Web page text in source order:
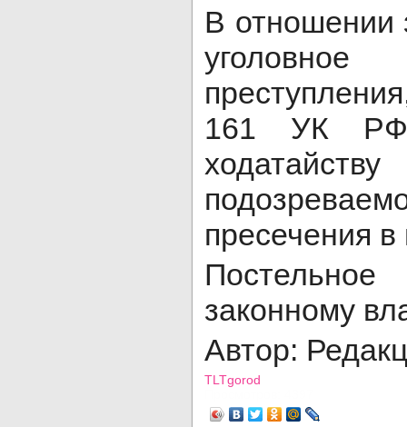
В отношении
161 УК РФ
пресечения
законному
Автор:
TLTgorod